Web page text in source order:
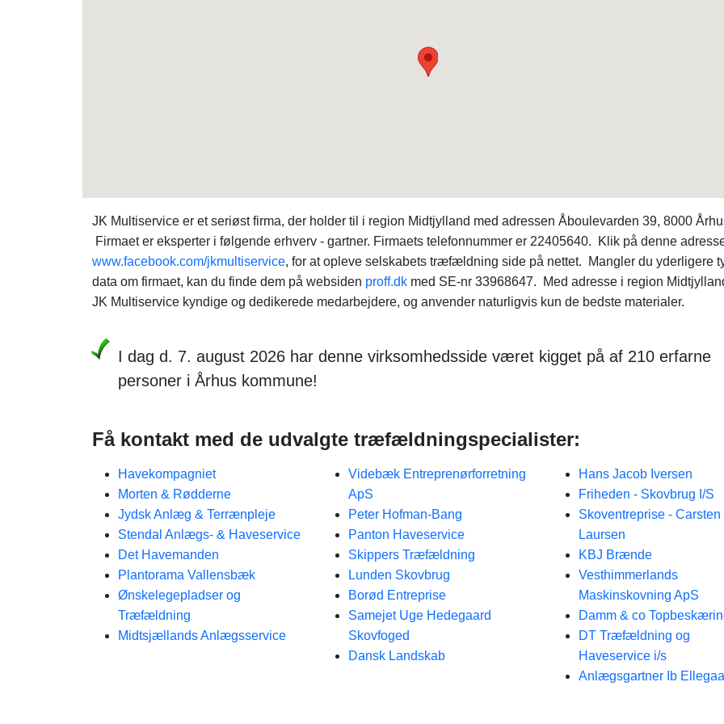
JK Multiservice er et seriøst firma, der holder til i region Midtjylland med adressen Åboulevarden 39, 8000
Firmaet er eksperter i følgende erhverv - gartner. Firmaets telefonnummer er 22405640. Klik på denne
www.facebook.com/jkmultiservice, for at opleve selskabets træfældning side på nettet. Mangler du yderligere
data om firmaet, kan du finde dem på websiden proff.dk med SE-nr 33968647. Med adresse i region
JK Multiservice kyndige og dedikerede medarbejdere, og anvender naturligvis kun de bedste materialer.
I dag d. 7. august 2026 har denne virksomhedsside været kigget på af 210 erfarne
personer i Århus kommune!
Få kontakt med de udvalgte træfældningspecialister:
Havekompagniet
Morten & Rødderne
Jydsk Anlæg & Terrænpleje
Stendal Anlægs- & Haveservice
Det Havemanden
Plantorama Vallensbæk
Ønskelegepladser og
Træfældning
Midtsjællands Anlægsservice
Videbæk Entreprenørforretning
ApS
Peter Hofman-Bang
Panton Haveservice
Skippers Træfældning
Lunden Skovbrug
Borød Entreprise
Samejet Uge Hedegaard
Skovfoged
Dansk Landskab
Hans Jacob Iversen
Friheden - Skovbrug I/S
Skoventreprise - Carsten
Laursen
KBJ Brænde
Vesthimmerlands
Maskinskovning ApS
Damm & co
DT Træfældning og
Haveservice i/s
Anlægsgartner Ib